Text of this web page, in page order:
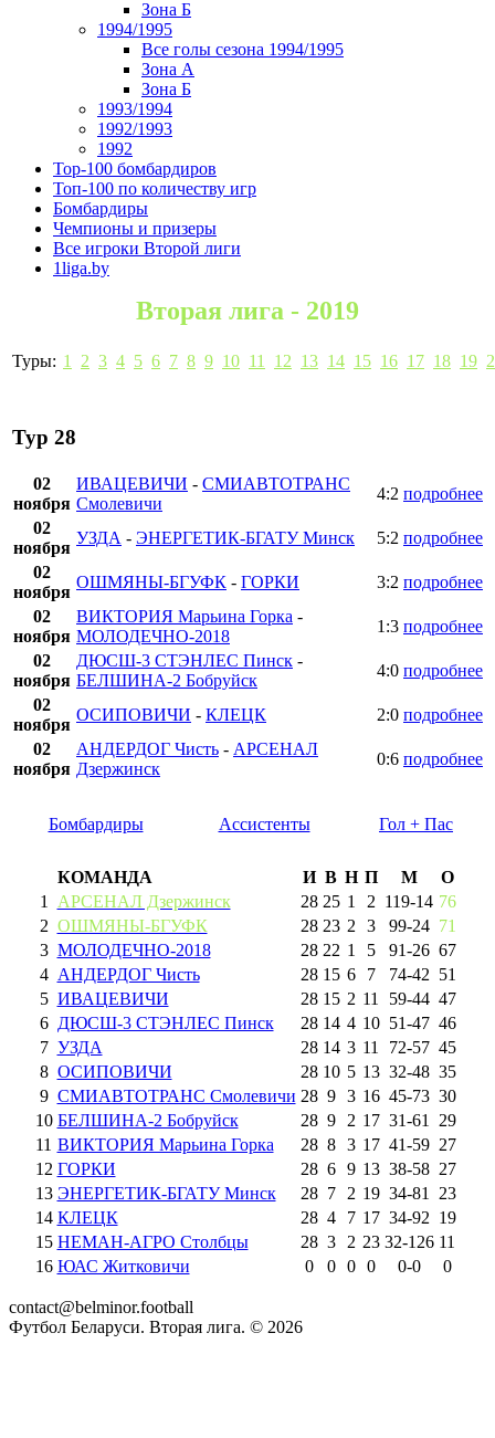
Зона Б
1994/1995
Все голы сезона 1994/1995
Зона А
Зона Б
1993/1994
1992/1993
1992
Top-100 бомбардиров
Топ-100 по количеству игр
Бомбардиры
Чемпионы и призеры
Все игроки Второй лиги
1liga.by
Вторая лига - 2019
Туры: 1 2 3 4 5 6 7 8 9 10 11 12 13 14 15 16 17 18 19
Тур 28
02
ноября
ИВАЦЕВИЧИ - СМИАВТОТРАНС
Смолевичи
4:2 подробнее
02
ноября
УЗДА - ЭНЕРГЕТИК-БГАТУ Минск 5:2 подробнее
02
ноября
ОШМЯНЫ-БГУФК - ГОРКИ 3:2 подробнее
02
ноября
ВИКТОРИЯ Марьина Горка -
МОЛОДЕЧНО-2018
1:3 подробнее
02
ноября
ДЮСШ-3 СТЭНЛЕС Пинск -
БЕЛШИНА-2 Бобруйск
4:0 подробнее
02
ноября
ОСИПОВИЧИ - КЛЕЦК 2:0 подробнее
02
ноября
АНДЕРДОГ Чисть - АРСЕНАЛ
Дзержинск
0:6 подробнее
Бомбардиры Ассистенты Гол + Пас
КОМАНДА И В Н П М
О
1
АРСЕНАЛ Дзержинск 28 25 1 2 119-14 76
2 ОШМЯНЫ-БГУФК 28 23 2 3 99-24 71
3 МОЛОДЕЧНО-2018 28 22 1 5 91-26 67
4 АНДЕРДОГ Чисть 28 15 6 7 74-42 51
5 ИВАЦЕВИЧИ 28 15 2 11 59-44 47
6 ДЮСШ-3 СТЭНЛЕС Пинск 28 14 4 10 51-47 46
7 УЗДА 28 14 3 11 72-57 45
8 ОСИПОВИЧИ 28 10 5 13 32-48 35
9 СМИАВТОТРАНС Смолевичи 28 9 3 16 45-73 30
10 БЕЛШИНА-2 Бобруйск 28 9 2 17 31-61
29
11 ВИКТОРИЯ Марьина Горка 28 8 3 17 41-59 27
12 ГОРКИ 28 6 9 13 38-58 27
13 ЭНЕРГЕТИК-БГАТУ Минск 28 7 2 19 34-81
23
14 КЛЕЦК 28 4 7 17 34-92 19
15 НЕМАН-АГРО Столбцы 28 3 2 23 32-126 11
16 ЮАС Житковичи 0 0 0 0 0-0 0
contact@belminor.football
Футбол Беларуси. Вторая лига. © 2026